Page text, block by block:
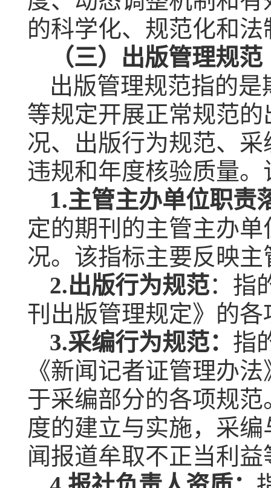
的科学化、规范化和法
（三）出版管理规范
出版管理规范指的
等规定开展正常规范
况、出版行为规范、
违规和年度核验质量
1.主管主办单位职责
定的期刊的主管主办
况。该指标主要反映
2.出版行为规范：指
刊出版管理规定》的
3.采编行为规范： 指
《新闻记者证管理办
于采编部分的各项规
度的建立与实施，采
闻报道牟取不正当利